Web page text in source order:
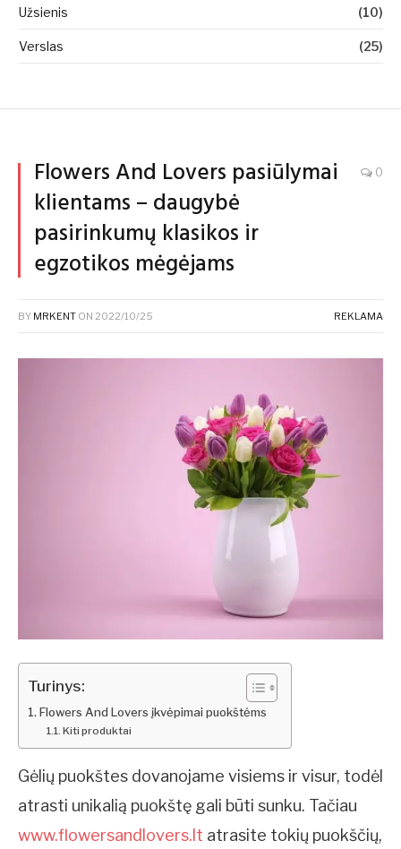
Užsienis (10)
Verslas (25)
Flowers And Lovers pasiūlymai
klientams – daugybė
pasirinkumų klasikos ir
egzotikos mėgėjams
0
BY MRKENT ON 2022/10/25 REKLAMA
Turinys:
Flowers And Lovers įkvėpimai puokštėms
Kiti produktai
Gėlių puokštes dovanojame visiems ir visur, todėl
atrasti unikalią puokštę gali būti sunku. Tačiau
www.flowersandlovers.lt atrasite tokių puokščių,